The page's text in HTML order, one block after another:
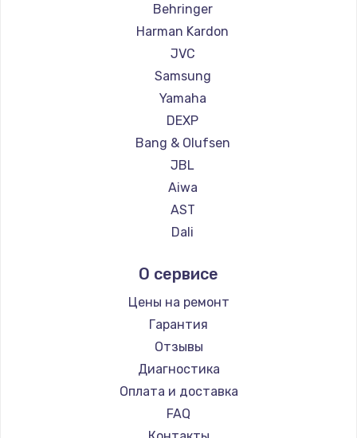
Behringer
Harman Kardon
JVC
Samsung
Yamaha
DEXP
Bang & Olufsen
JBL
Aiwa
AST
Dali
Supra
О сервисе
Цены на ремонт
Гарантия
Отзывы
Диагностика
Оплата и доставка
FAQ